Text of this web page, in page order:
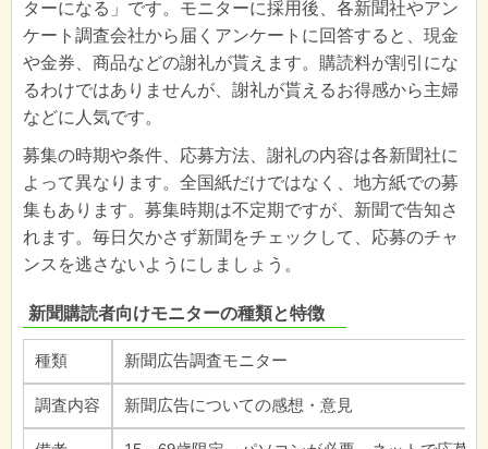
ターになる」です。モニターに採用後、各新聞社やアン
ケート調査会社から届くアンケートに回答すると、現金
や金券、商品などの謝礼が貰えます。購読料が割引にな
るわけではありませんが、謝礼が貰えるお得感から主婦
などに人気です。
募集の時期や条件、応募方法、謝礼の内容は各新聞社に
よって異なります。全国紙だけではなく、地方紙での募
集もあります。募集時期は不定期ですが、新聞で告知さ
れます。毎日欠かさず新聞をチェックして、応募のチャ
ンスを逃さないようにしましょう。
新聞購読者向けモニターの種類と特徴
種類
調査内容
新聞広告調査モニター
新聞広告についての感想・意見